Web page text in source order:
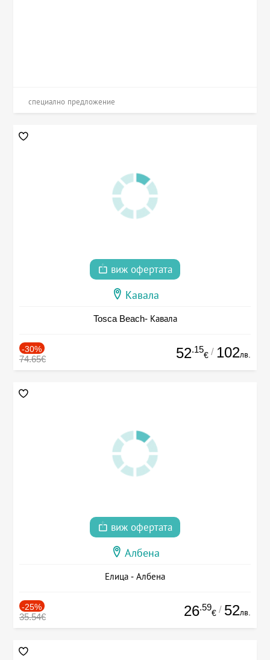
специално предложение
виж офертата
Кавала
Tosca Beach- Кавала
-30%
74.65€ 52.15
€ / 102лв.
виж офертата
Албена
Елица - Албена
-25%
35.54€ 26.59
€ / 52лв.